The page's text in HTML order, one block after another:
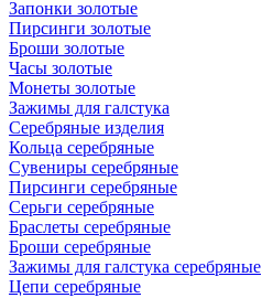
Запонки золотые
Пирсинги золотые
Броши золотые
Часы золотые
Монеты золотые
Зажимы для галстука
Серебряные изделия
Кольца серебряные
Сувениры серебряные
Пирсинги серебряные
Серьги серебряные
Браслеты серебряные
Броши серебряные
Зажимы для галстука серебряные
Цепи серебряные